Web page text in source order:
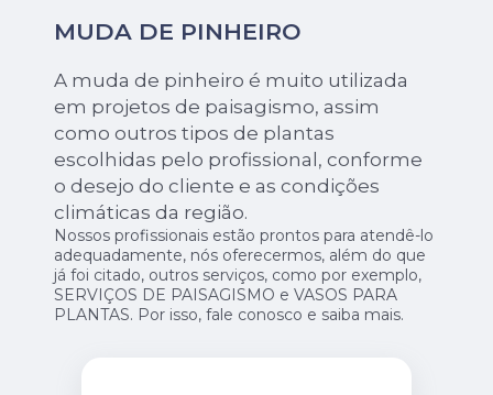
MUDA DE PINHEIRO
A muda de pinheiro é muito utilizada
em projetos de paisagismo, assim
como outros tipos de plantas
escolhidas pelo profissional, conforme
o desejo do cliente e as condições
climáticas da região.
Nossos profissionais estão prontos para atendê-lo
adequadamente, nós oferecermos, além do que
já foi citado, outros serviços, como por exemplo,
SERVIÇOS DE PAISAGISMO e VASOS PARA
PLANTAS. Por isso, fale conosco e saiba mais.